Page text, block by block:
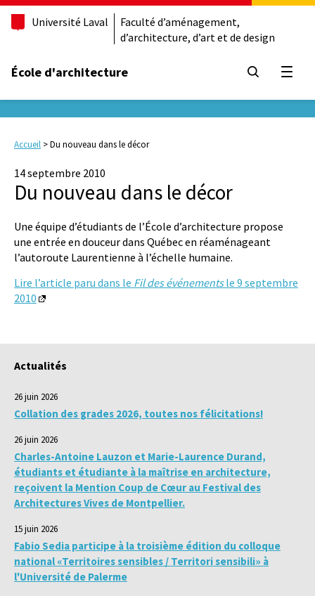
Université Laval
Faculté d’aménagement,
d’architecture, d’art et de design
École d'architecture
Accueil >Du nouveau dans le décor
14 septembre 2010
Du nouveau dans le décor
Une équipe d’étudiants de l’École d’architecture propose
une entrée en douceur dans Québec en réaménageant
l’autoroute Laurentienne à l’échelle humaine.
Lire l’article paru dans le Fil des événementsle 9 septembre
2010
Actualités
26 juin 2026
Collation des grades 2026, toutes nos félicitations!
26 juin 2026
Charles-Antoine Lauzon et Marie-Laurence Durand,
étudiants et étudiante à la maîtrise en architecture,
reçoivent la Mention Coup de Cœur au Festival des
Architectures Vives de Montpellier.
15 juin 2026
Fabio Sedia participe à la troisième édition du colloque
national «Territoires sensibles / Territori sensibili» à
l'Université de Palerme